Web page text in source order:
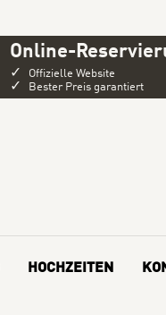
Online-
✓ Offizielle Website
✓ Bester Preis garantiert
HOCHZEITEN